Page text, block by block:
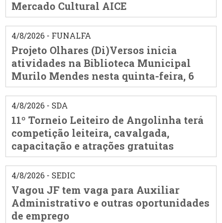
Mercado Cultural AICE
4/8/2026 - FUNALFA
Projeto Olhares (Di)Versos inicia
atividades na Biblioteca Municipal
Murilo Mendes nesta quinta-feira, 6
4/8/2026 - SDA
11º Torneio Leiteiro de Angolinha terá
competição leiteira, cavalgada,
capacitação e atrações gratuitas
4/8/2026 - SEDIC
Vagou JF tem vaga para Auxiliar
Administrativo e outras oportunidades
de emprego